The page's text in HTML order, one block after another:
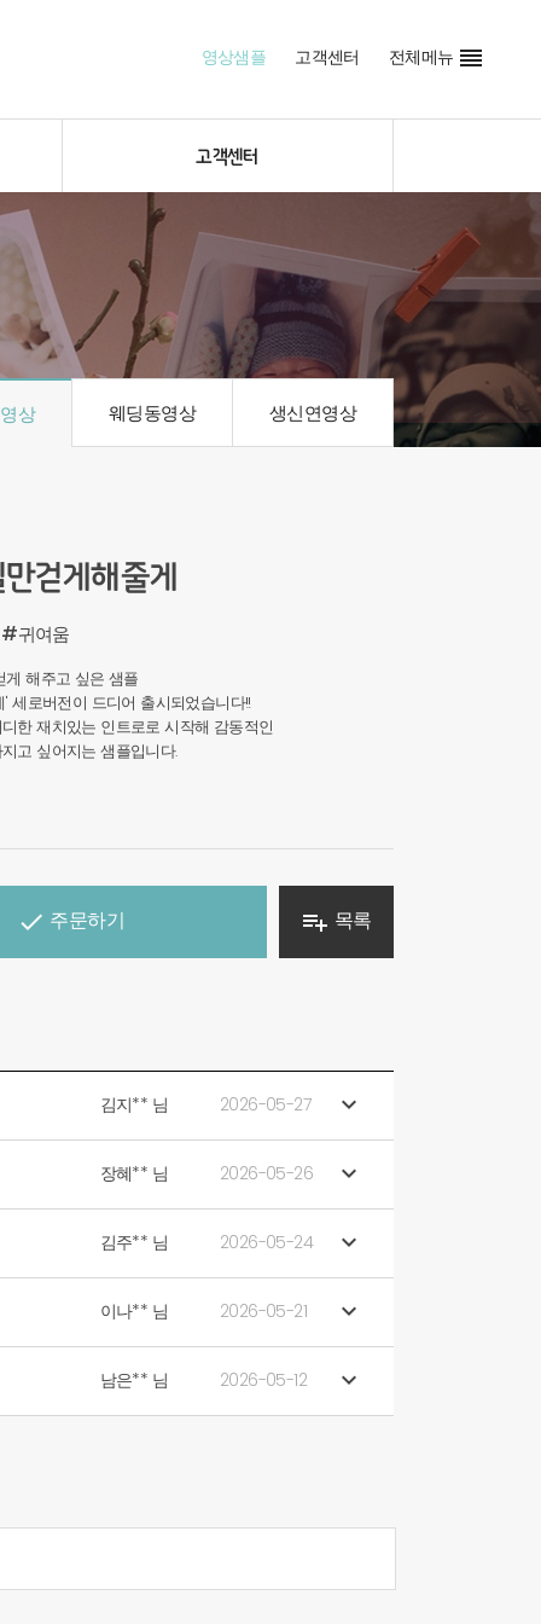
영상샘플 고객센터 전체메뉴 
고객센터
상 웨딩동영상 생신연영상
걷게해줄게
#귀여움
해주고 싶은 샘플
세로버전이 드디어 출시되었습니다!!
한 재치있는 인트로로 시작해 감동적인
고 싶어지는 샘플입니다.
 주문하기  목록
김지** 님 2026-05-27 
장혜** 님 2026-05-26 
김주** 님 2026-05-24 
이나** 님 2026-05-21 
남은** 님 2026-05-12 